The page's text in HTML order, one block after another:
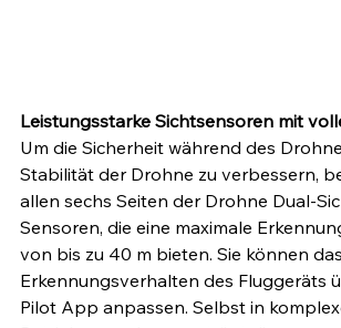
Leistungsstarke Sichtsensoren mit
Um die Sicherheit während des
Stabilität der Drohne zu verbessern,
allen sechs Seiten der Drohne Dual-
Sensoren, die eine maximale
von bis zu 40 m bieten. Sie können das
Erkennungsverhalten des Fluggeräts
Pilot App anpassen. Selbst in